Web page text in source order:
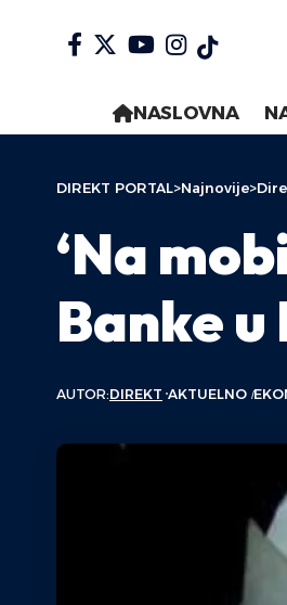
NASLOVNA
DIREKT PORTAL>Najnovije>
‘Na
Banke
AUTOR:DIREKT AKTUELNO